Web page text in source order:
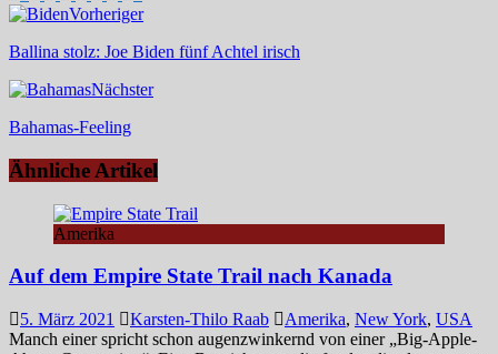
Vorheriger
Ballina stolz: Joe Biden fünf Achtel irisch
Nächster
Bahamas-Feeling
Ähnliche Artikel
Amerika
Auf dem Empire State Trail nach Kanada
5. März 2021 Karsten-Thilo Raab Amerika, New York, USA
Manch einer spricht schon augenzwinkernd von einer „Big-Apple-